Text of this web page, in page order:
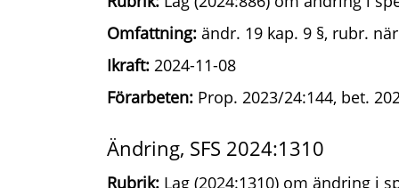
Omfattning: ändr. 19 kap. 9 §, rubr.
Ikraft: 2024-11-08
Förarbeten: Prop. 2023/24:144, bet.
Ändring, SFS 2024:1310
Rubrik: Lag (2024:1310) om ändring i